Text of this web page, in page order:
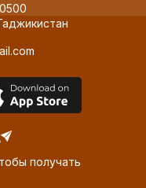
получать